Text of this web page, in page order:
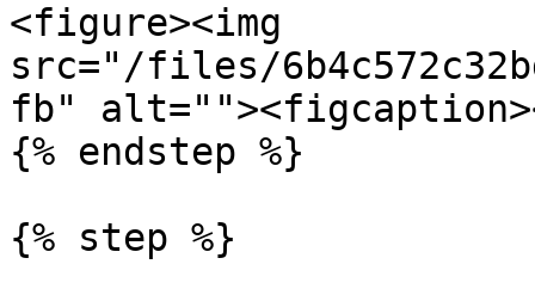
<figure><img
src="/files/
fb"
{% endstep %}
{% step %}